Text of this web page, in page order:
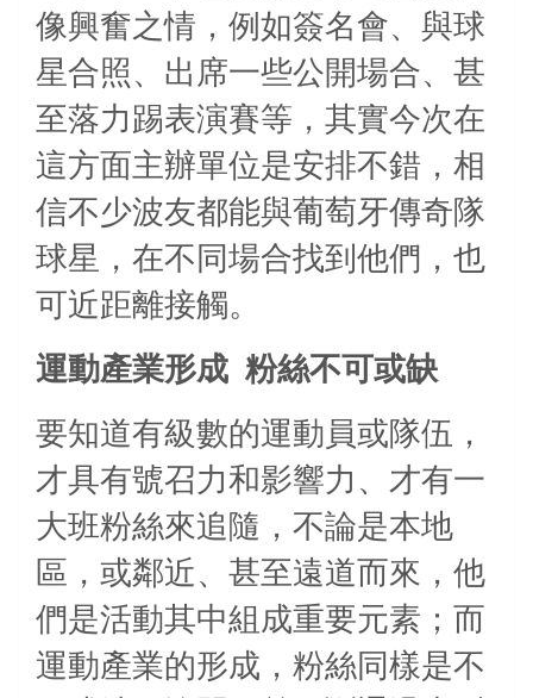
像興奮之情 ，例如簽名會、與球
星合照、出席一些公開場合、甚
至落力踢表演賽等，其實今次在
這方面主辦單位是安排不錯，相
信不少波友都能與葡萄牙傳奇隊
球星，在不同場合找到他們，也
可近距離接觸。
運動產業形成 粉絲不可或缺
要知道有級數的運動員或隊伍，
才具有號召力和影響力、才有一
大班粉絲來追隨，不論是本地
區，或鄰近、甚至遠道而來，他
們是活動其中組成重要元素；而
運動產業的形成，粉絲同樣是不